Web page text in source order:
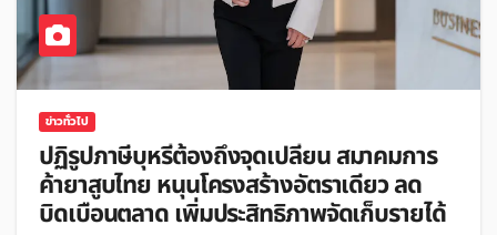
ข่าวทั่วไป
ปฏิรูปภาษีบุหรี่ต้องถึงจุดเปลี่ยน สมาคมการ
ค้ายาสูบไทย หนุนโครงสร้างอัตราเดียว ลด
บิดเบือนตลาด เพิ่มประสิทธิภาพจัดเก็บรายได้